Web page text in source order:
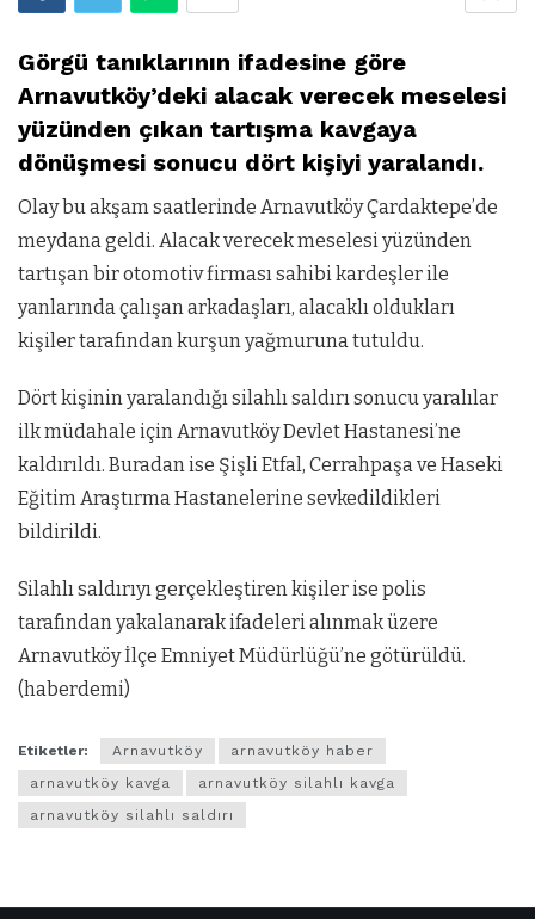
Görgü tanıklarının ifadesine göre
Arnavutköy’deki alacak verecek meselesi
yüzünden çıkan tartışma kavgaya
dönüşmesi sonucu dört kişiyi yaralandı.
Olay bu akşam saatlerinde Arnavutköy Çardaktepe’de
meydana geldi. Alacak verecek meselesi yüzünden
tartışan bir otomotiv firması sahibi kardeşler ile
yanlarında çalışan arkadaşları, alacaklı oldukları
kişiler tarafından kurşun yağmuruna tutuldu.
Dört kişinin yaralandığı silahlı saldırı sonucu yaralılar
ilk müdahale için Arnavutköy Devlet Hastanesi’ne
kaldırıldı. Buradan ise Şişli Etfal, Cerrahpaşa ve Haseki
Eğitim Araştırma Hastanelerine sevkedildikleri
bildirildi.
Silahlı saldırıyı gerçekleştiren kişiler ise polis
tarafından yakalanarak ifadeleri alınmak üzere
Arnavutköy İlçe Emniyet Müdürlüğü’ne götürüldü.
(haberdemi)
Etiketler: Arnavutköy
arnavutköy haber
arnavutköy kavga
arnavutköy silahlı kavga
arnavutköy silahlı saldırı